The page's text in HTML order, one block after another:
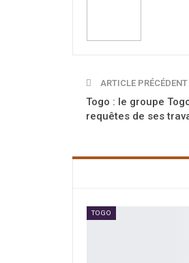
ARTICLE PRÉCÉDENT
Togo : le groupe
requêtes de ses
TOGO